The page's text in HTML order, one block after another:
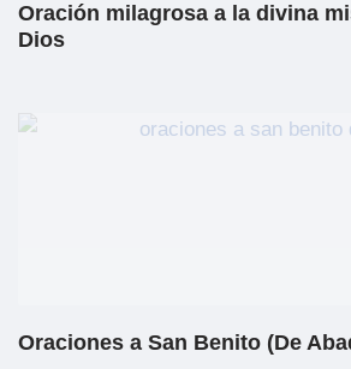
Oración milagrosa a la divina
Dios
Oraciones a San Benito (De